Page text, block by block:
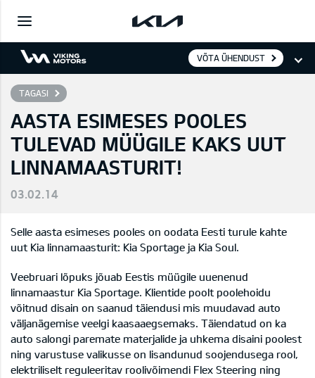
VÕTA ÜHENDUST
TAGASI
AASTA ESIMESES POOLES
TULEVAD MÜÜGILE KAKS UUT
LINNAMAASTURIT!
03.02.14
Selle aasta esimeses pooles on oodata Eesti turule kahte
uut Kia linnamaasturit: Kia Sportage ja Kia Soul.
Veebruari lõpuks jõuab Eestis müügile uuenenud
linnamaastur Kia Sportage. Klientide poolt poolehoidu
võitnud disain on saanud täiendusi mis muudavad auto
väljanägemise veelgi kaasaaegsemaks. Täiendatud on ka
auto salongi paremate materjalide ja uhkema disaini poolest
ning varustuse valikusse on lisandunud soojendusega rool,
elektriliselt reguleeritav roolivõimendi Flex Steering ning